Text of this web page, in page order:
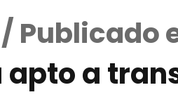
Publicado
apto a